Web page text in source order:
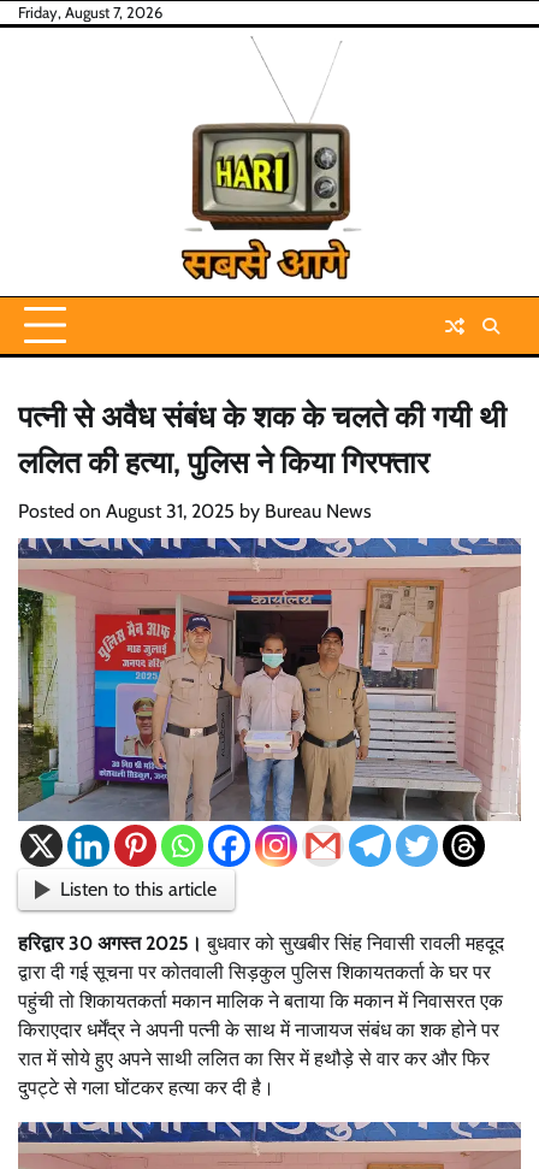
SkipFriday, August 7, 2026
पत्नी से अवैध संबंध के शक के चलते की गयी थी
ललित की हत्या, पुलिस ने किया गिरफ्तार
Posted on August 31, 2025 by Bureau News
Listen to this article
हरिद्वार 30 अगस्त 2025। बुधवार को सुखबीर सिंह निवासी रावली महदूद
द्वारा दी गई सूचना पर कोतवाली सिड़कुल पुलिस शिकायतकर्ता के घर पर
पहुंची तो शिकायतकर्ता मकान मालिक ने बताया कि मकान में निवासरत एक
किराएदार धर्मेंद्र ने अपनी पत्नी के साथ में नाजायज संबंध का शक होने पर
रात में सोये हुए अपने साथी ललित का सिर में हथौड़े से वार कर और फिर
दुपट्टे से गला घोंटकर हत्या कर दी है।